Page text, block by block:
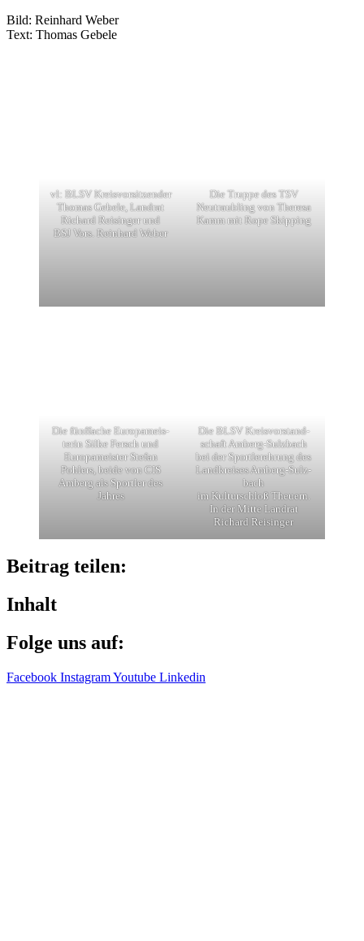
Bild: Rein­hard Weber
Text: Thomas Gebele
vl: BLSV Kreis­vor­sit­zen­der
Thomas Gebele, Land­rat
Richard Reisin­ger und
BSJ Vors. Rein­hard Weber
Die Truppe des TSV
Neutraub­ling von Theresa
Kamm mit Rope Skipping
Die fünf­fa­che Euro­pa­meis­
te­rin Silke Fersch und
Euro­pa­meis­ter Stefan
Pohlers, beide von CIS
Amberg als Sport­ler des
Jahres
Die BLSV Kreis­vor­stand­
schaft Amberg-Sulz­bach
bei der Sport­ler­eh­rung des
Land­krei­ses Amberg-Sulz­
bach
im Kultur­schloß Theu­ern.
In der Mitte Land­rat
Richard Reisinger
Beitrag teilen:
Inhalt
Folge uns auf:
Facebook InstagramYoutube Linkedin